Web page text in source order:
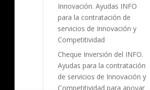
Innovación. Ayudas INFO
para la contratación de
servicios de Innovación y
Competitividad
Cheque Inversión del INFO.
Ayudas para la contratación
de servicios de Innovación y
Competitividad para apoyar